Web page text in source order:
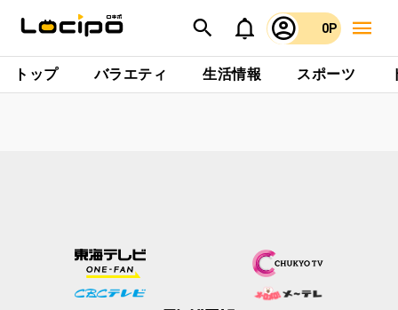
0P
トップ バラエティ 生活情報 スポーツ